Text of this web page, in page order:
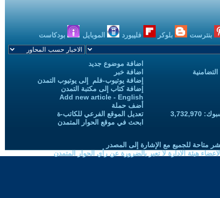
بنترست بلوكر فليبورد الموبايل بودكاست
اضافة موضوع جديد
اضافة خبر
إضافة يوتيوب-فلم إلى يوتيوب التمدن
إضافة كتاب إلى مكتبة التمدن
Add new article - English
أضف حملة
تعديل الموقع الفرعي للكاتب-ة
ابحث في موقع الحوار المتمدن
متاحة للجميع مع الإشارة إلى المصدر
هيئة الادارة لا تعبر بالضرورة عن رأي الحوار المتمدن